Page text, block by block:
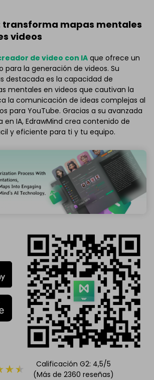
transforma mapas mentales
videos
de video con IA que ofrece un
para la generación de videos. Su
destacada es la capacidad de
mentales en videos que cautivan la
la comunicación de ideas complejas al
para YouTube. Gracias a su avanzada
IA, EdrawMind crea contenido de
y eficiente para ti y tu equipo.
Calificación G2: 4,5/5
(Más de 2360 reseñas)